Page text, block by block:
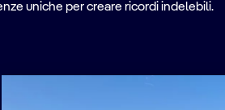
uniche per creare ricordi indelebili.